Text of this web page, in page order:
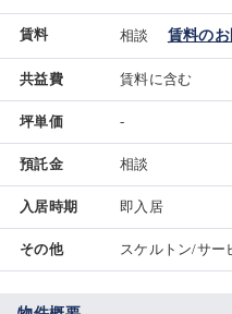
賃料 相談 賃料の
共益費 賃料に含む
坪単価 -
預託金 相談
入居時期 即入居
その他 スケルトン/サー